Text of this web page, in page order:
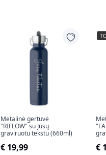
Metalinė gertuvė
"RIFLOW" su Jūsų
graviruotu tekstu (660ml)
€ 19,99 €